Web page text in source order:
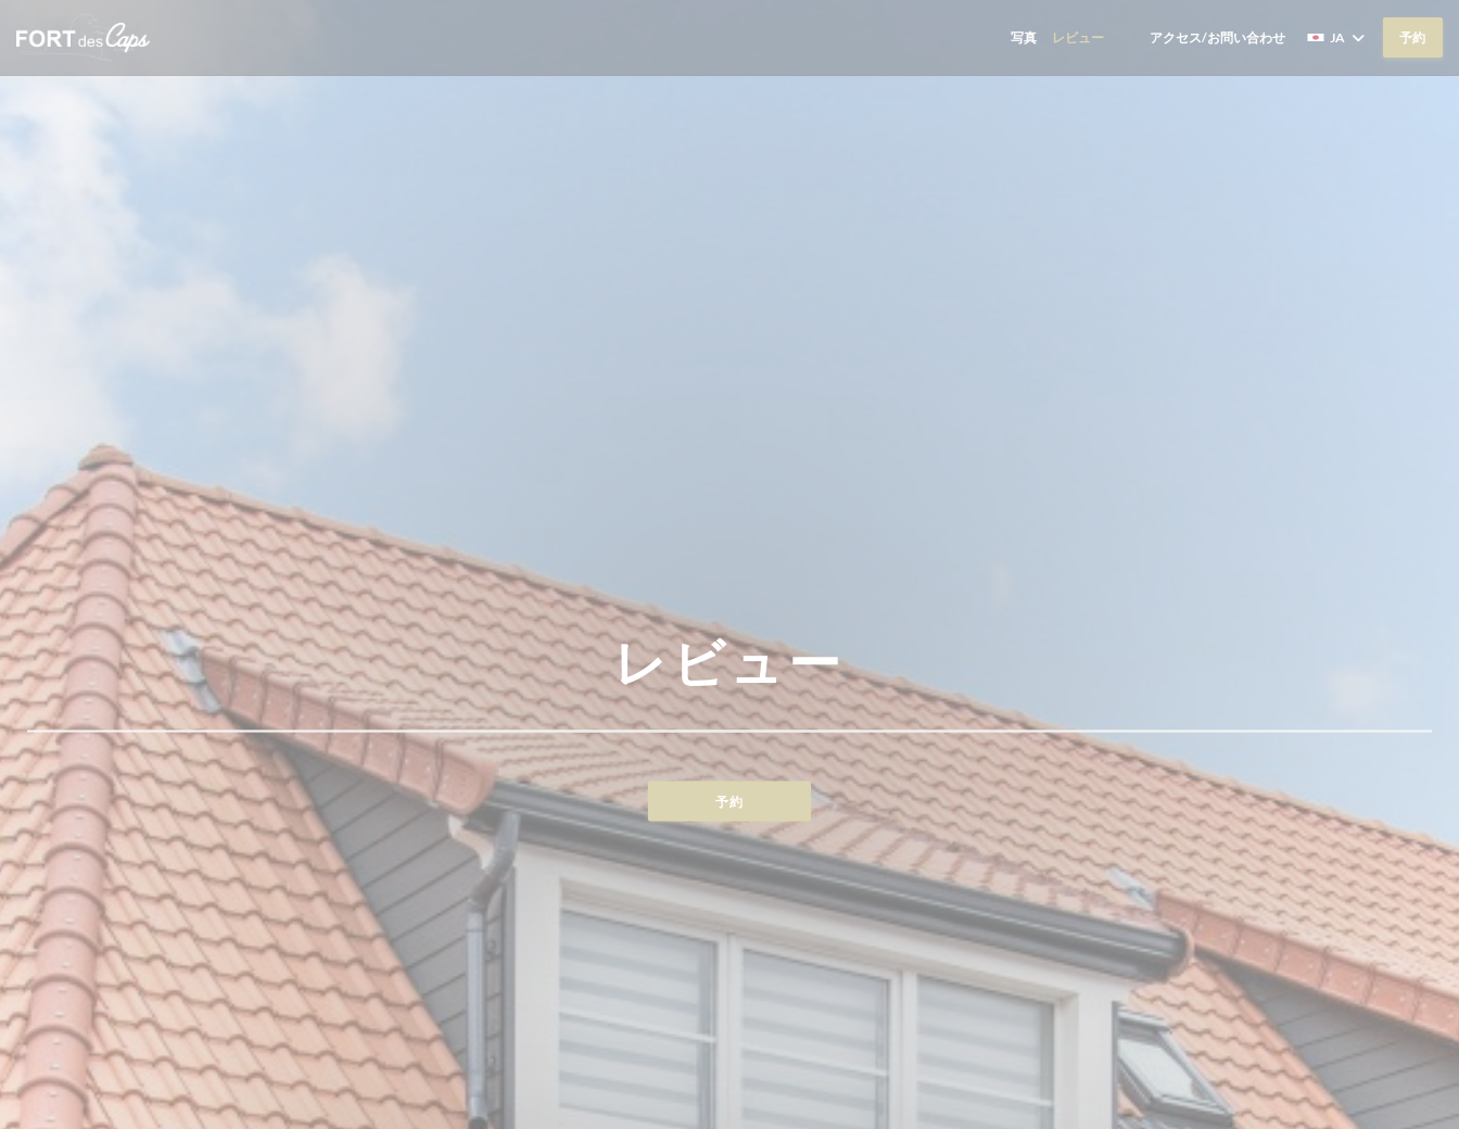
写真 レビュー ((新しいウィンドウで開きます))
((新しいウィンドウで開きます))
アクセス/お問い合わせ JA 予約
レビュー
予約